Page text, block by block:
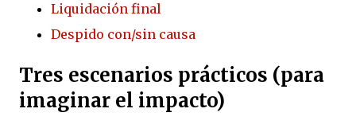
Liquidación final
Despido con/sin causa
Tres escenarios prácticos (para
imaginar el impacto)